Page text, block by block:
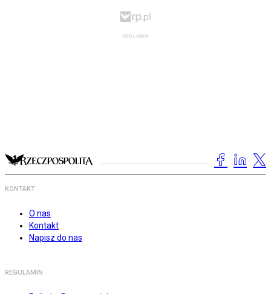
KONTAKT
O nas
Kontakt
Napisz do nas
REGULAMIN